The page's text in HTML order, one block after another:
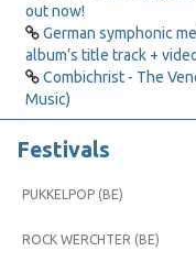
out now!
German symphonic
album’s title track +
Combichrist - The
Music)
Festivals
PUKKELPOP (BE)
ROCK WERCHTER (BE)